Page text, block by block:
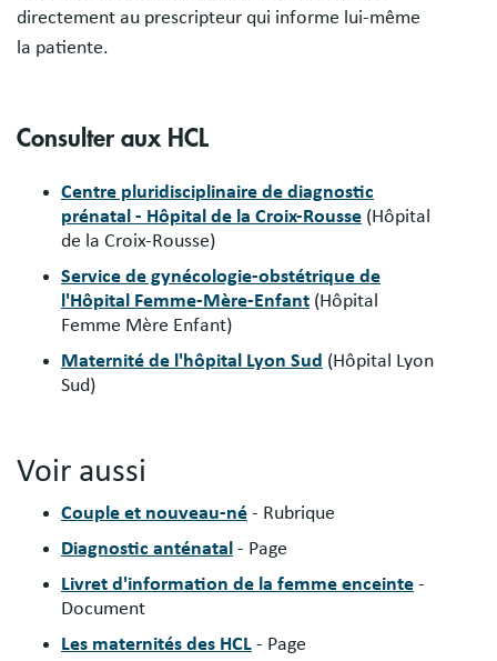
directement au prescripteur qui informe lui-même
la patiente.
Consulter aux HCL
Centre pluridisciplinaire de diagnostic
prénatal - Hôpital de la Croix-Rousse (Hôpital
de la Croix-Rousse)
Service de gynécologie-obstétrique de
l'Hôpital Femme-Mère-Enfant (Hôpital
Femme Mère Enfant)
Maternité de l'hôpital Lyon Sud (Hôpital Lyon
Sud)
Voir aussi
Couple et nouveau-né - Rubrique
Diagnostic anténatal - Page
Livret d'information de la femme enceinte -
Document
Les maternités des HCL - Page